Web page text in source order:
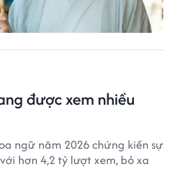
được xem nhiều
ngữ năm 2026 chứng kiến sự
hơn 4,2 tỷ lượt xem, bỏ xa